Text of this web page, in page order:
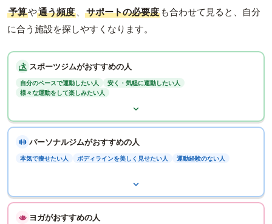
予算や通う頻度 、 サポートの必要度 も合わせて見ると、自分
に合う施設を探しやすくなります。
スポーツジムがおすすめの人
自分のペースで運動したい人
安く・気軽に運動したい人
様々な運動をして楽しみたい人
パーソナルジムがおすすめの人
本気で痩せたい人 ボディラインを美しく見せたい人 運動経験のない人
ヨガがおすすめの人